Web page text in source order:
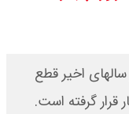
قیمت نفت امروز جمعه ۱۶ مرداد ۱۴۰۵
اخیر قطع
قرار گرفته است.